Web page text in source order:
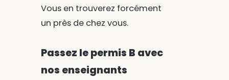
Vous en trouverez forcément
un près de chez vous.
Passez le permis B avec
nos enseignants